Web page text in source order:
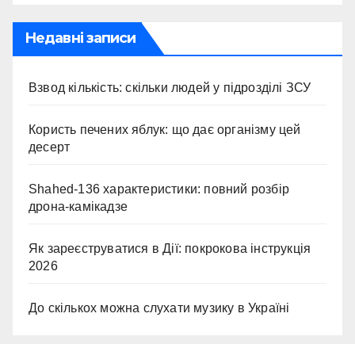
Недавні записи
Взвод кількість: скільки людей у підрозділі ЗСУ
Користь печених яблук: що дає організму цей
десерт
Shahed-136 характеристики: повний розбір
дрона-камікадзе
Як зареєструватися в Дії: покрокова інструкція
2026
До скількох можна слухати музику в Україні